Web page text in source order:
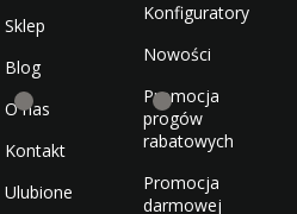
Sklep
Blog
O nas
Kontakt
Ulubione
Konfiguratory
Nowości
Promocja
progów
rabatowych
Promocja
darmowej